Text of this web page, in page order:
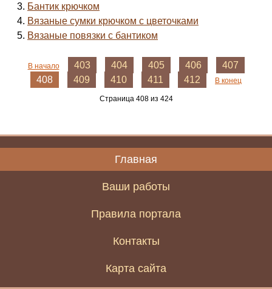
Бантик крючком
Вязаные сумки крючком с цветочками
Вязаные повязки с бантиком
В начало 403 404 405 406
407
408
409 410 411 412 В конец
Страница 408 из 424
Главная
Ваши работы
Правила портала
Контакты
Карта сайта